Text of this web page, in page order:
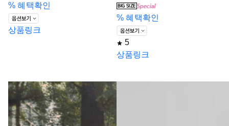
% 혜택확인
상품링크
% 혜택확인
5
상품링크